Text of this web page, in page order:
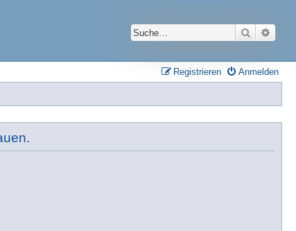
Suche
Anmelden
Registrieren